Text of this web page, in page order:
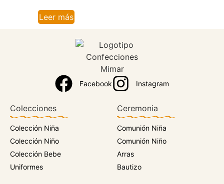
Leer más
Facebook Instagram
Colecciones
Colección Niña
Colección Niño
Colección Bebe
Uniformes
Ceremonia
Comunión Niña
Comunión Niño
Arras
Bautizo